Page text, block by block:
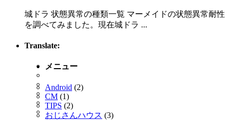
城ドラ 状態異常の種類一覧 マーメイドの状態異常耐性
を調べてみました。現在城ドラ ...
Translate:
メニュー
Android (2)
CM (1)
TIPS (2)
おじさんハウス (3)